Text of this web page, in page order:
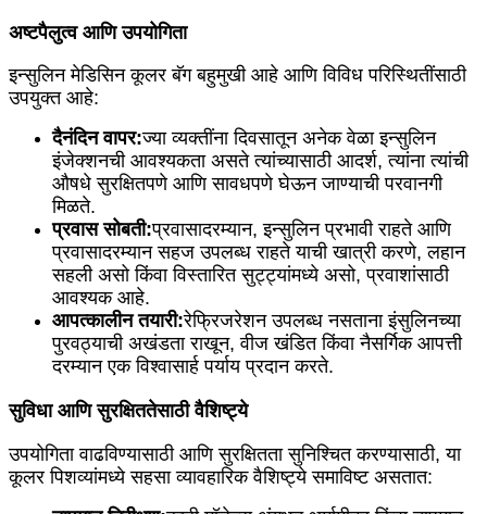
अष्टपैलुत्व आणि उपयोगिता
इन्सुलिन मेडिसिन कूलर बॅग बहुमुखी आहे आणि विविध परिस्थितींसाठी
उपयुक्त आहे:
दैनंदिन वापर:ज्या व्यक्तींना दिवसातून अनेक वेळा इन्सुलिन
इंजेक्शनची आवश्यकता असते त्यांच्यासाठी आदर्श, त्यांना त्यांची
औषधे सुरक्षितपणे आणि सावधपणे घेऊन जाण्याची परवानगी
मिळते.
प्रवास सोबती:प्रवासादरम्यान, इन्सुलिन प्रभावी राहते आणि
प्रवासादरम्यान सहज उपलब्ध राहते याची खात्री करणे, लहान
सहली असो किंवा विस्तारित सुट्ट्यांमध्ये असो, प्रवाशांसाठी
आवश्यक आहे.
आपत्कालीन तयारी:रेफ्रिजरेशन उपलब्ध नसताना इंसुलिनच्या
पुरवठ्याची अखंडता राखून, वीज खंडित किंवा नैसर्गिक आपत्ती
दरम्यान एक विश्वासार्ह पर्याय प्रदान करते.
सुविधा आणि सुरक्षिततेसाठी वैशिष्ट्ये
उपयोगिता वाढविण्यासाठी आणि सुरक्षितता सुनिश्चित करण्यासाठी, या
कूलर पिशव्यांमध्ये सहसा व्यावहारिक वैशिष्ट्ये समाविष्ट असतात: